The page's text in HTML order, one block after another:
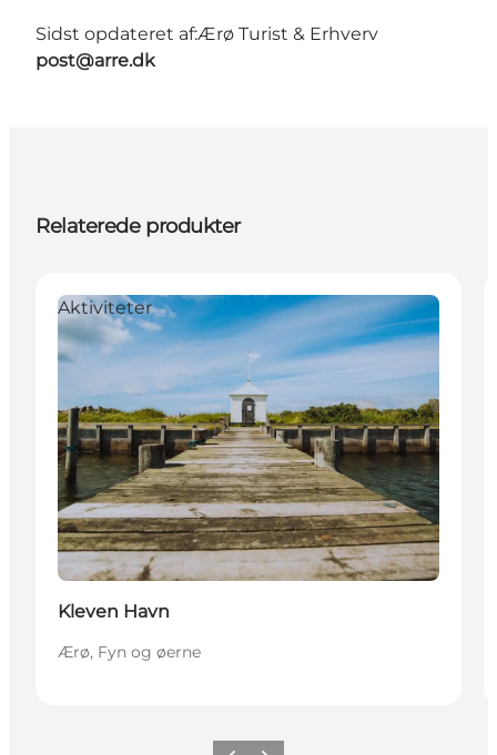
Sidst opdateret af:Ærø Turist & Erhverv
post@arre.dk
Relaterede produkter
Aktiviteter
Kleven Havn
Ærø, Fyn og øerne